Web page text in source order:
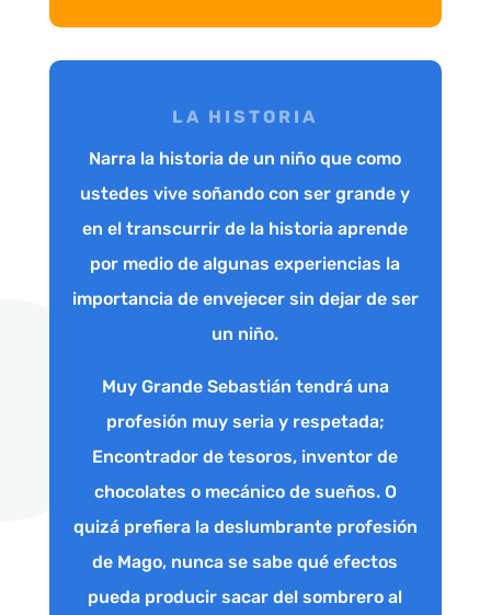
LA HISTORIA
Narra la historia de un niño que como
ustedes vive soñando con ser grande y
en el transcurrir de la historia aprende
por medio de algunas experiencias la
importancia de envejecer sin dejar de ser
un niño.
Muy Grande Sebastián tendrá una
profesión muy seria y respetada;
Encontrador de tesoros, inventor de
chocolates o mecánico de sueños. O
quizá prefiera la deslumbrante profesión
de Mago, nunca se sabe qué efectos
pueda producir sacar del sombrero al